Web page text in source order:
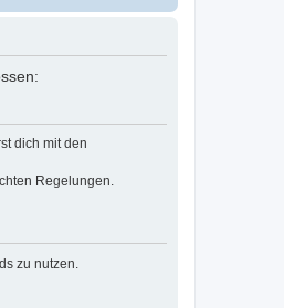
dich mit den
Regelungen.
zu nutzen.